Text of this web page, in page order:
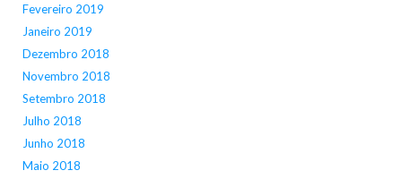
Fevereiro 2019
Janeiro 2019
Dezembro 2018
Novembro 2018
Setembro 2018
Julho 2018
Junho 2018
Maio 2018